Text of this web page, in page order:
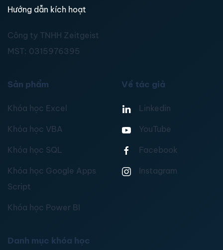
Hướng dẫn kích hoạt
Công ty TNHH Zeitgeist
MST: 0315976395
Sản phẩm
Khóa học Excel
Khóa học VBA
Khóa học SQL
Khóa học Google Apps
Script
Khóa học Power BI
Về tác giả
Linkedin
YouTube
Facebook
Instagram
Danh mục khóa học